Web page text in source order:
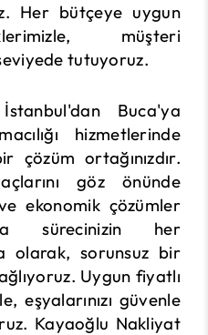
Her bütçeye uygun
müşteri
tutuyoruz.
Buca'ya
hizmetlerinde
ortağınızdır.
göz önünde
ekonomik çözümler
sürecinizin her
olarak, sorunsuz bir
Uygun fiyatlı
eşyalarınızı güvenle
Kayaoğlu Nakliyat